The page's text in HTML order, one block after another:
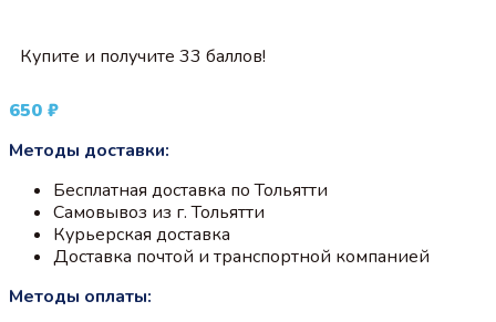
Купите и получите 33 баллов!
650 ₽
Методы доставки:
Бесплатная доставка по Тольятти
Самовывоз из г. Тольятти
Курьерская доставка
Доставка почтой и транспортной компанией
Методы оплаты: